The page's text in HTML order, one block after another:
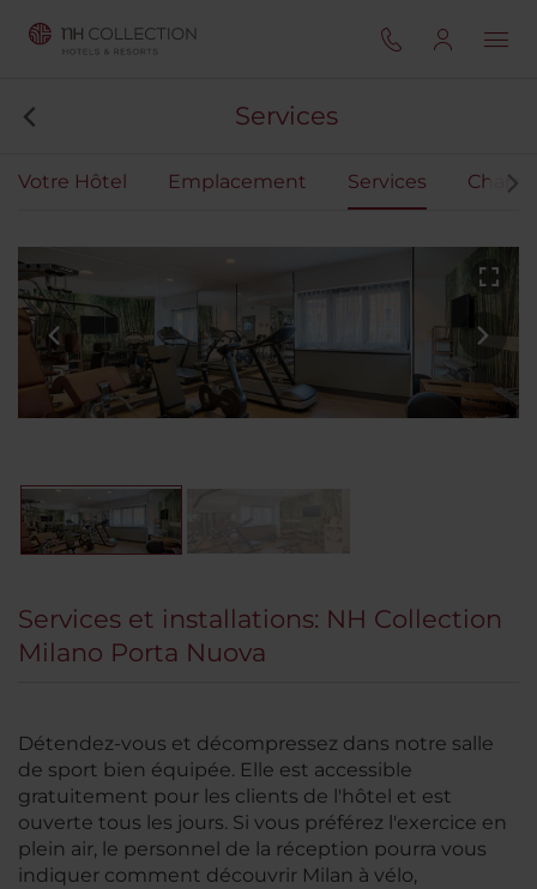
Services
Votre Hôtel Emplacement Services
Services et installations: NH Collection
Milano Porta Nuova
Détendez-vous et décompressez dans notre salle
de sport bien équipée. Elle est accessible
gratuitement pour les clients de l'hôtel et est
ouverte tous les jours. Si vous préférez l'exercice en
plein air, le personnel de la réception pourra vous
indiquer comment découvrir Milan à vélo,